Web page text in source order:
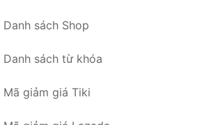
Danh sách Shop
Danh sách từ khóa
Mã giảm giá Tiki